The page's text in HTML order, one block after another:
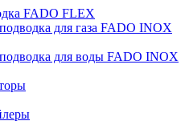
FADO FLEX
для газа FADO INOX
для воды FADO INOX